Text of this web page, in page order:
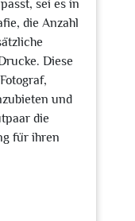
sei es in
die Anzahl
Diese
und
die
für ihren